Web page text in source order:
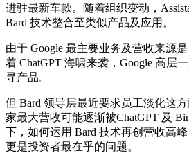
进驻最新车款。随着组织变动，
Bard 技术整合至类似产品及应用。
由于 Google 最主要业务及营收来源
着 ChatGPT 海啸来袭，Google 高层
寻产品。
但 Bard 领导层最近要求员工淡化这
家最大营收可能逐渐被ChatGPT 及
下，如何运用 Bard 技术再创营收高峰
更是投资者最在乎的问题。